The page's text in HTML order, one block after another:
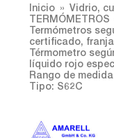
Inicio
Vidrio,
TERMÓMETROS
Termómetros
certificado,
Térmometro
líquido rojo
Rango de
Tipo: S62C